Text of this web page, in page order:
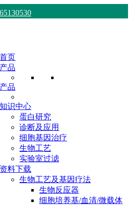
首页
产品
产品
知识中心
蛋白研究
诊断及应用
细胞基因治疗
生物工艺
实验室过滤
资料下载
生物工艺及基因疗法
生物反应器
细胞培养基/血清/微载体